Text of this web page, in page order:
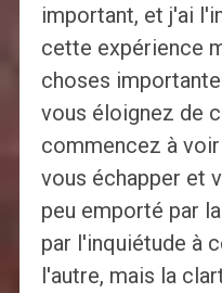
important, et j'ai
cette expérience
choses
vous éloignez de
commencez à
vous échapper et
peu emporté par
par l'inquiétude à
l'autre, mais la